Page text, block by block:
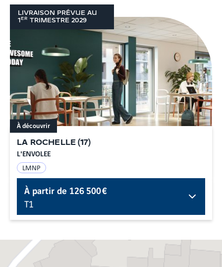
LIVRAISON PRÉVUE AU
1 ER TRIMESTRE 2029
LA ROCHELLE (17)
L'ENVOLEE
À découvrir
LMNP
À partir de126 500 €
T1